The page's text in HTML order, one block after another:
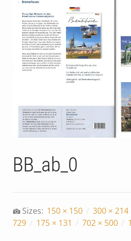
BB_ab_0
Sizes: 150 × 150 / 300 × 214
729 / 175 × 131 / 702 × 500 /